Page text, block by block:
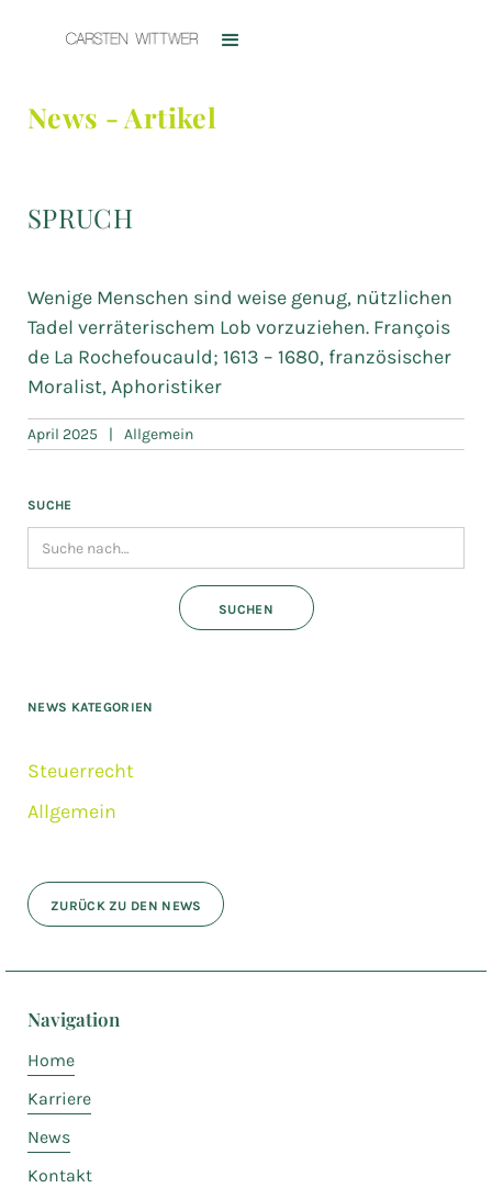
News - Artikel
SPRUCH
Wenige Menschen sind weise genug, nützlichen
Tadel verräterischem Lob vorzuziehen. François
de La Rochefoucauld; 1613 – 1680, französischer
Moralist, Aphoristiker
April 2025 | Allgemein
SUCHE
NEWS KATEGORIEN
Steuerrecht
Allgemein
ZURÜCK ZU DEN NEWS
Navigation
Home
Karriere
News
Kontakt